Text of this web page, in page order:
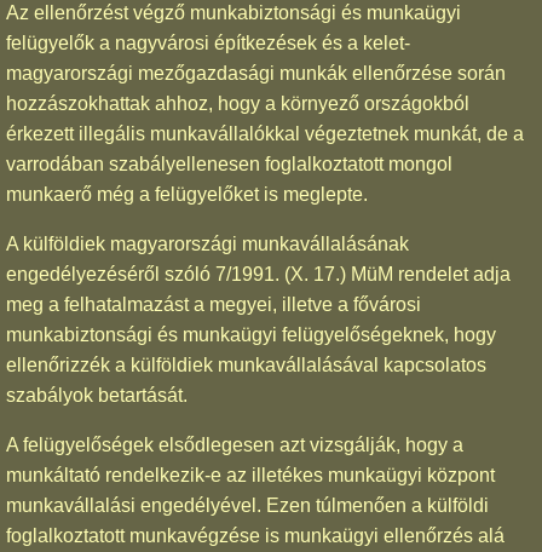
Az ellenőrzést végző munkabiztonsági és munkaügyi
felügyelők a nagyvárosi építkezések és a kelet-
magyarországi mezőgazdasági munkák ellenőrzése során
hozzászokhattak ahhoz, hogy a környező országokból
érkezett illegális munkavállalókkal végeztetnek munkát, de a
varrodában szabályellenesen foglalkoztatott mongol
munkaerő még a felügyelőket is meglepte.
A külföldiek magyarországi munkavállalásának
engedélyezéséről szóló 7/1991. (X. 17.) MüM rendelet adja
meg a felhatalmazást a megyei, illetve a fővárosi
munkabiztonsági és munkaügyi felügyelőségeknek, hogy
ellenőrizzék a külföldiek munkavállalásával kapcsolatos
szabályok betartását.
A felügyelőségek elsődlegesen azt vizsgálják, hogy a
munkáltató rendelkezik-e az illetékes munkaügyi központ
munkavállalási engedélyével. Ezen túlmenően a külföldi
foglalkoztatott munkavégzése is munkaügyi ellenőrzés alá